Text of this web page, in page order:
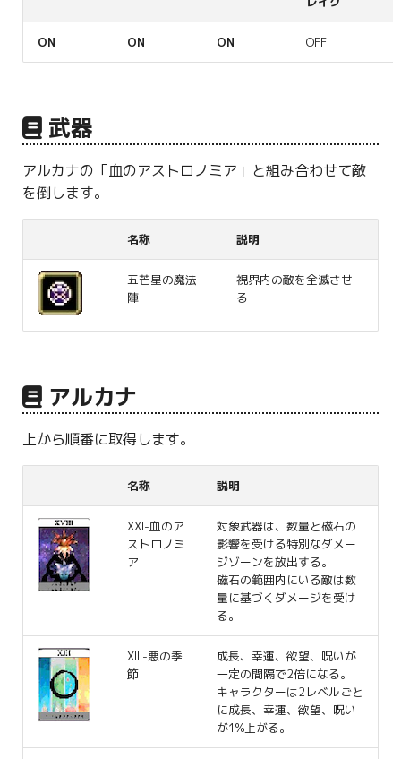
ON ON ON OFF
武器
アルカナの「血のアストロノミア」と組み合わせて敵
を倒します。
名称 説明
五芒星の魔法
陣
視界内の敵を全滅させ
る
アルカナ
上から順番に取得します。
名称 説明
XXI-血のア
ストロノミ
ア
対象武器は、数量と磁石の
影響を受ける特別なダメー
ジゾーンを放出する。
磁石の範囲内にいる敵は数
量に基づくダメージを受け
る。
XIII-悪の季
節
成長、幸運、欲望、呪いが
一定の間隔で2倍になる。
キャラクターは2レベルごと
に成長、幸運、欲望、呪い
が1%上がる。